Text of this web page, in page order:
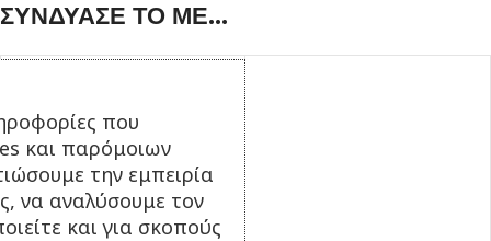
ΣΥΝΔΥΑΣΕ ΤΟ ΜΕ...
που
και παρόμοιων
την εμπειρία
να αναλύσουμε τον
και για σκοπούς